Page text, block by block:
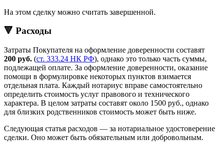
На этом сделку можно считать завершенной.
🔻 Расходы
Затраты Покупателя на оформление доверенности составят
200 руб. (ст. 333.24 НК РФ), однако это только часть суммы,
подлежащей оплате. За оформление доверенности, оказание
помощи в формулировке некоторых пунктов взимается
отдельная плата. Каждый нотариус вправе самостоятельно
определить стоимость услуг правового и технического
характера. В целом затраты составят около 1500 руб., однако
для близких родственников стоимость может быть ниже.
Следующая статья расходов — за нотариальное удостоверение
сделки. Оно может быть обязательным или добровольным.